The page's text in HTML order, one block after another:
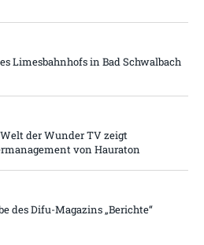
Limesbahnhofs in Bad Schwalbach
der Wunder TV zeigt
von Hauraton
des Difu-Magazins „Berichte“